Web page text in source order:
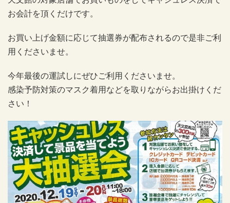
お会計を頂くだけです。
お買い上げ金額に応じて抽選券が配布されるので是非ご利
用くださいませ。
今年最後の運試しにぜひご利用くださいませ。
感染予防対策のマスク着用などを取りながらお出掛けくだ
さい！